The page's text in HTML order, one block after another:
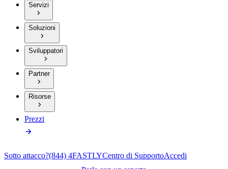
Servizi
Soluzioni
Sviluppatori
Partner
Risorse
Prezzi
Sotto attacco?(844) 4FASTLYCentro di SupportoAccedi